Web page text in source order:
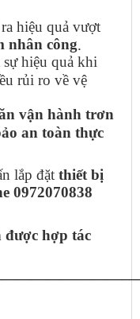
hiệu quả vượt
nhân công
sự hiệu quả khi
rủi ro về vệ
vận hành trơn
an toàn thực
lắp đặt thiết bị
0972070838
hợp tác